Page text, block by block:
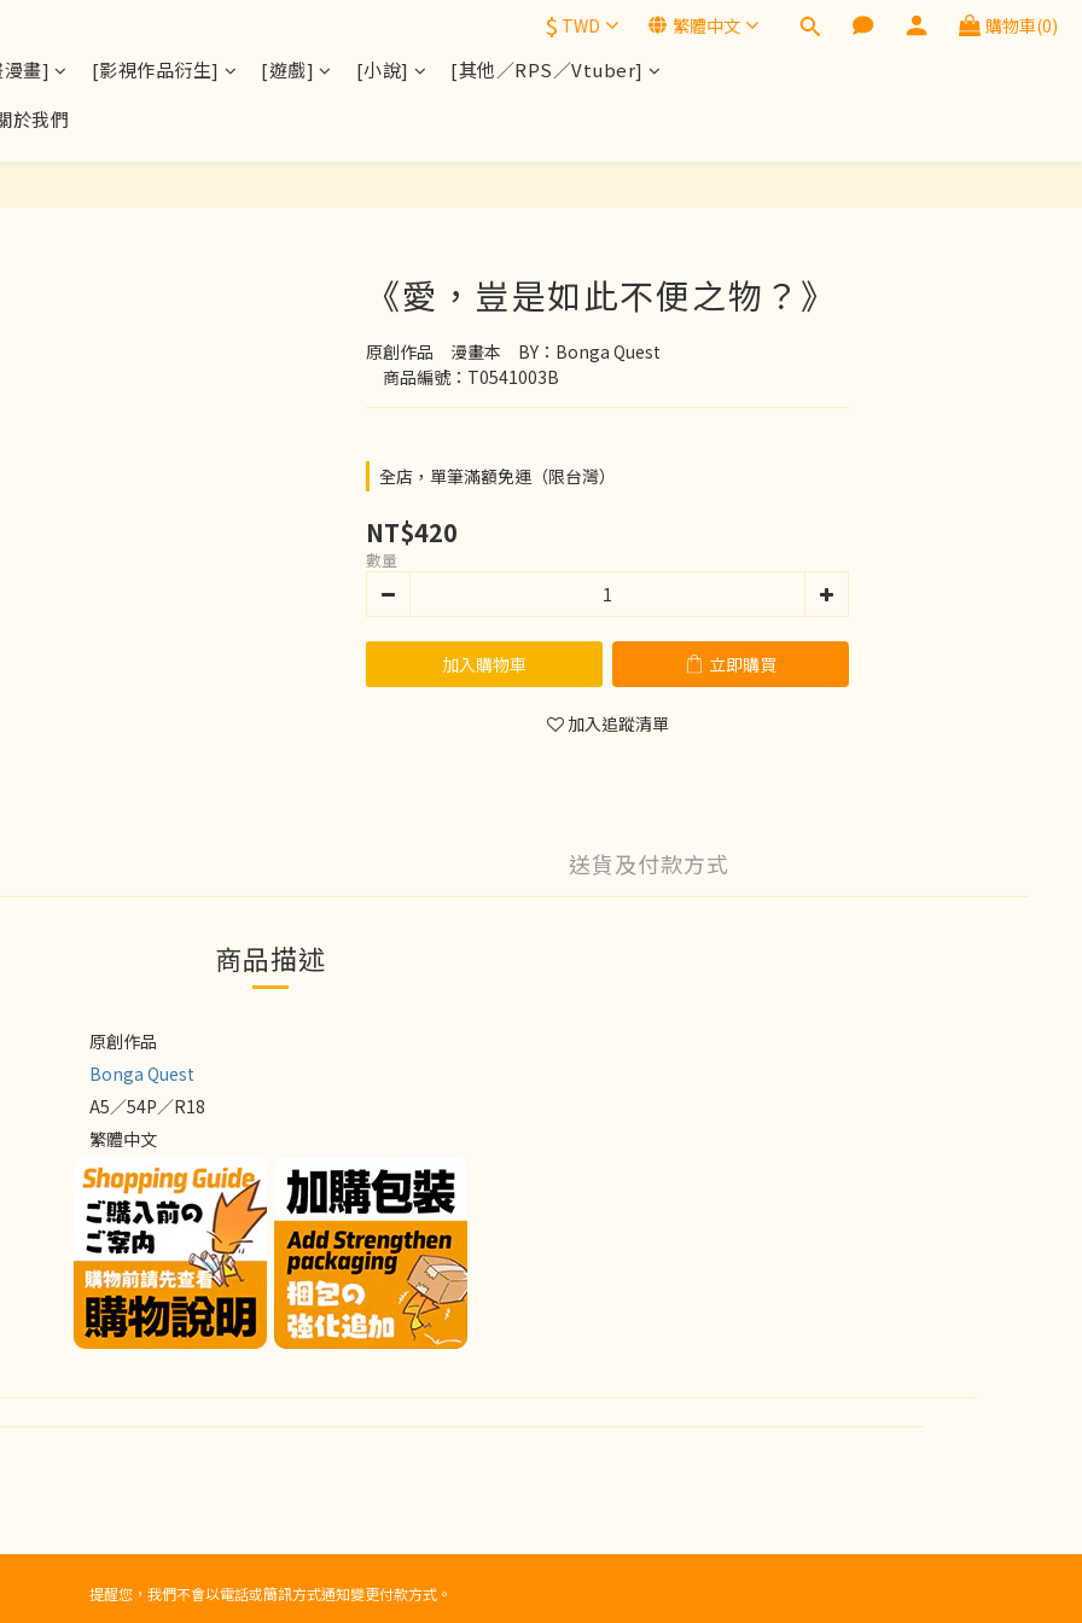
$ TWD 繁體中文 購物車(0)
畫] [影視作品衍生] [遊戲] [小說]
[其他／RPS／Vtuber]
於我們
《愛，豈是如此不便之物？》
原創作品　漫畫本　BY：Bonga Quest
商品編號：T0541003B
全店，單筆滿額免運（限台灣）
NT$420
數量
加入購物車 立即購買
加入追蹤清單
送貨及付款方式
商品描述
原創作品
Bonga Quest
A5／54P／R18
繁體中文
提醒您，我們不會以電話或簡訊方式通知變更付款方式。